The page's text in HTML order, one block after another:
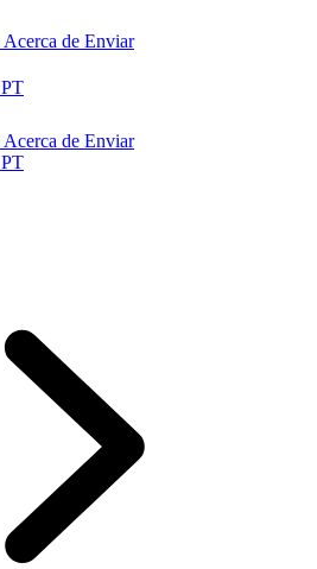
Acerca de Enviar
PT
Acerca de Enviar
PT